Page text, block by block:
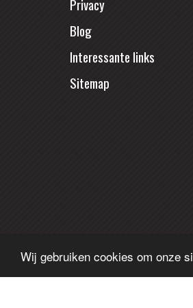
Wij gebruiken cookies om onze
Blog
Interessante links
Sitemap